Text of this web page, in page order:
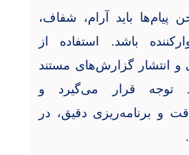
پیام‌ها باید آرام، شفاف،
باشد. استفاده از
انتشار گزارش‌های مستند
توجه قرار می‌گیرد و
و برنامه‌ریزی دقیق، در
.